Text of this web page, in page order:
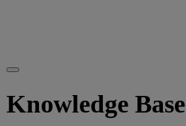
Knowledge Base